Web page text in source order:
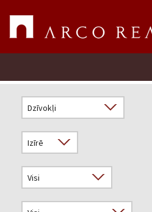
Novērtēt īpašumu
Uzņēmums